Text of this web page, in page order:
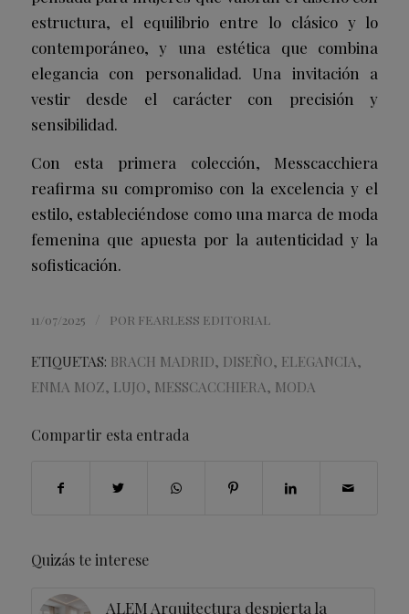
estructura, el equilibrio entre lo clásico y lo
contemporáneo, y una estética que combina
elegancia con personalidad. Una invitación a
vestir desde el carácter con precisión y
sensibilidad.
Con esta primera colección, Messcacchiera
reafirma su compromiso con la excelencia y el
estilo, estableciéndose como una marca de moda
femenina que apuesta por la autenticidad y la
sofisticación.
11/07/2025 POR FEARLESS EDITORIAL
ETIQUETAS: BRACH MADRID, DISEÑO, ELEGANCIA,
ENMA MOZ, LUJO, MESSCACCHIERA, MODA
Compartir esta entrada
Quizás te interese
ALEM Arquitectura despierta la